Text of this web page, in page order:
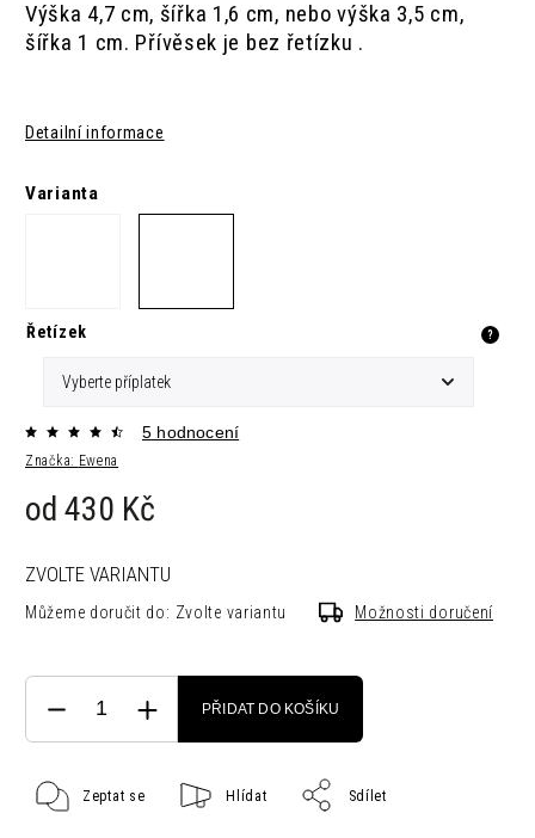
Výška 4,7 cm, šířka 1,6 cm, nebo výška 3,5 cm,
šířka 1 cm. Přívěsek je bez řetízku .
Detailní informace
Varianta
Řetízek ?
Značka: Ewena
5 hodnocení
od 430 Kč
ZVOLTE VARIANTU
Můžeme doručit do: Zvolte variantu Možnosti doručení
PŘIDAT DO KOŠÍKU
Zeptat se Hlídat Sdílet